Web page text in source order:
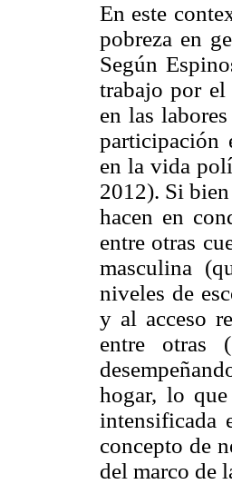
En este
pobreza en
Según
trabajo por el
en las
participación
en la vida
2012). Si
hacen en
entre otras
masculina
niveles de
y al acceso
entre otras
hogar, lo
intensificada
concepto de
del marco de